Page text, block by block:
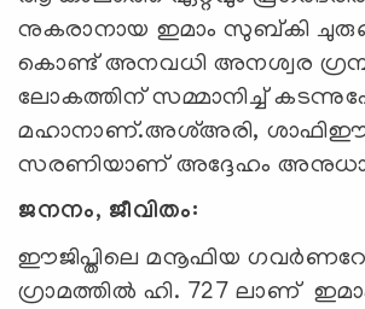
നുകരാനായ ഇമാം സുബ്കി
കൊണ്ട് അനവധി അനശ്വര
ലോകത്തിന് സമ്മാനിച്ച്
മഹാനാണ്.അശ്അരി,
സരണിയാണ് അദ്ദേഹം
ജനനം, ജീവിതം:
ഈജിപ്തിലെ മനൂഫിയ
ഗ്രാമത്തിൽ ഹി. 727 ലാണ്